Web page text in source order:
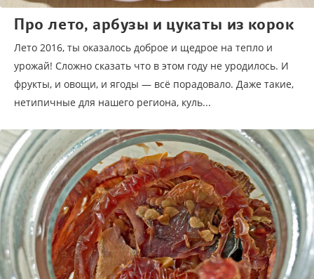
Про лето, арбузы и цукаты из корок
Лето 2016, ты оказалось доброе и щедрое на тепло и
урожай! Сложно сказать что в этом году не уродилось. И
фрукты, и овощи, и ягоды — всё порадовало. Даже такие,
нетипичные для нашего региона, куль...